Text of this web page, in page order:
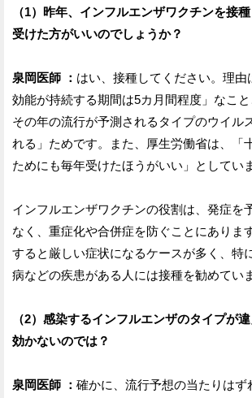
（1）昨年、インフルエンザワクチンを接
受けた方がいいのでしょうか？
泉岡医師 ： はい、接種してください。理由
効能が持続する期間は5カ月間程度」なこと
その年の流行が予測されるタイプのウイル
れる」ためです。また、厚生労働省は、「
ためにも毎年受けたほうがいい」としてい
インフルエンザワクチンの役割は、発症を
なく、重症化や合併症を防ぐことにありま
すると厳しい症状になるケースが多く、特
病などの疾患がある人には接種を勧めてい
（2）感染するインフルエンザのタイプが
効かないのでは？
泉岡医師 ： 確かに、流行予想の当たりはず